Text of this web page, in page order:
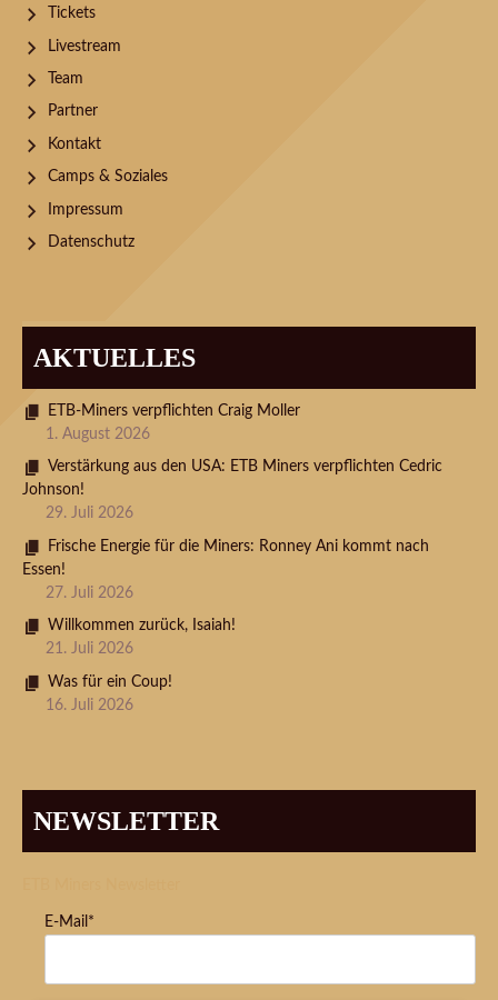
Tickets
Livestream
Team
Partner
Kontakt
Camps & Soziales
Impressum
Datenschutz
AKTUELLES
ETB-Miners verpflichten Craig Moller
1. August 2026
Verstärkung aus den USA: ETB Miners verpflichten Cedric
Johnson!
29. Juli 2026
Frische Energie für die Miners: Ronney Ani kommt nach
Essen!
27. Juli 2026
Willkommen zurück, Isaiah!
21. Juli 2026
Was für ein Coup!
16. Juli 2026
NEWSLETTER
E-Mail*